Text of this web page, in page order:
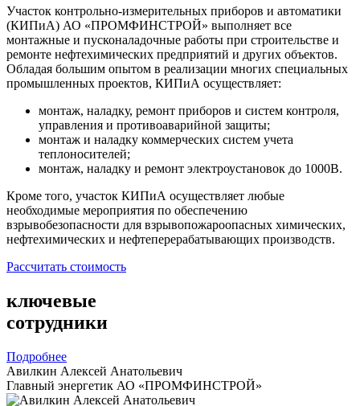
Участок контрольно-измерительных приборов и автоматики
(КИПиА) АО «ПРОМФИНСТРОЙ» выполняет все
монтажные и пусконаладочные работы при строительстве и
ремонте нефтехимических предприятий и других объектов.
Обладая большим опытом в реализации многих специальных
промышленных проектов, КИПиА осуществляет:
монтаж, наладку, ремонт приборов и систем контроля,
управления и противоаварийной защиты;
монтаж и наладку коммерческих систем учета
теплоносителей;
монтаж, наладку и ремонт электроустановок до 1000В.
Кроме того, участок КИПиА осуществляет любые
необходимые мероприятия по обеспечению
взрывобезопасности для взрывопожароопасных химических,
нефтехимических и нефтеперерабатывающих производств.
Рассчитать стоимость
ключевые
сотрудники
Подробнее
Авилкин Алексей Анатольевич
Главный энергетик АО «ПРОМФИНСТРОЙ»